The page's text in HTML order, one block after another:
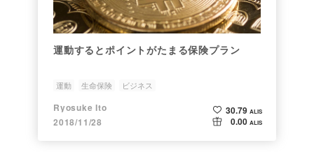
運動するとポイントがたまる保険プラン
運動 生命保険 ビジネス
Ryosuke Ito
2018/11/28
30.79 ALIS
0.00 ALIS